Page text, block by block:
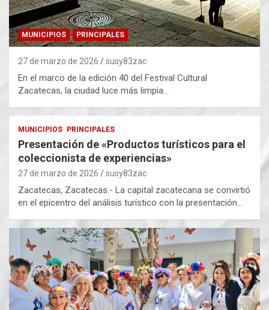
MUNICIPIOS PRINCIPALES
27 de marzo de 2026 susy83zac
En el marco de la edición 40 del Festival Cultural
Zacatecas, la ciudad luce más limpia…
MUNICIPIOS PRINCIPALES
Presentación de «Productos turísticos para el
coleccionista de experiencias»
27 de marzo de 2026 susy83zac
Zacatecas, Zacatecas.- La capital zacatecana se convirtió
en el epicentro del análisis turístico con la presentación…